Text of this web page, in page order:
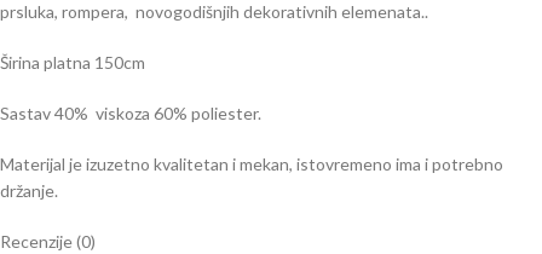
prsluka, rompera, novogodišnjih dekorativnih elemenata..
Širina platna 150cm
Sastav 40% viskoza 60% poliester.
Materijal je izuzetno kvalitetan i mekan, istovremeno ima i potrebno
držanje.
Recenzije (0)